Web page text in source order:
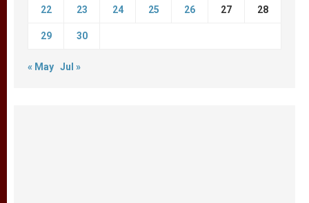
22 23 24 25 26 27 28
29 30
« May Jul »